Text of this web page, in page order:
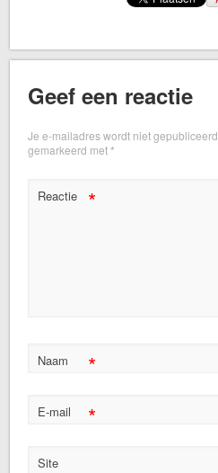
Geef een reactie
Je e-mailadres wordt niet gepubliceerd.
gemarkeerd met*
Reactie *
Naam *
E-mail *
Site